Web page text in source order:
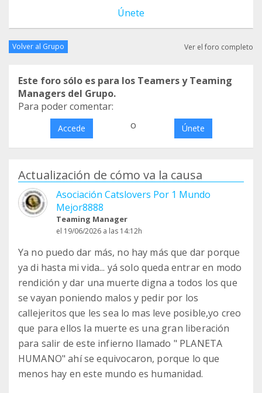
Únete
Volver al Grupo Ver el foro completo
Este foro sólo es para los Teamers y Teaming
Managers del Grupo.
Para poder comentar:
Accede o Únete
Actualización de cómo va la causa
Asociación Catslovers Por 1 Mundo
Mejor8888
Teaming Manager
el 19/06/2026 a las 14:12h
Ya no puedo dar más, no hay más que dar porque
ya di hasta mi vida... yá solo queda entrar en modo
rendición y dar una muerte digna a todos los que
se vayan poniendo malos y pedir por los
callejeritos que les sea lo mas leve posible,yo creo
que para ellos la muerte es una gran liberación
para salir de este infierno llamado " PLANETA
HUMANO" ahí se equivocaron, porque lo que
menos hay en este mundo es humanidad.